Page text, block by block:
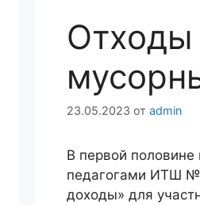
23.05.2023 отadmin
В первой
педагогами ИТШ №
доходы» для